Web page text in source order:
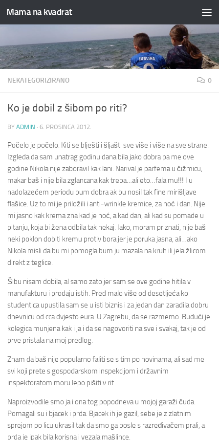
Skip to content
Mama na kvadrat
NEKATEGORIZIRANO 0
Ko je dobil z šibom po riti?
BY ADMIN · 6. PROSINCA 2012.
Počelo je počelo. Kiti se blješti i šljašti sve više i više na sve strane.
Izgleda da sam unatrag godinu dana bila jako dobra pa me ove
godine Nikola nije zaboravil kak lani. Narival je parfema u čižmicu,
makar baš i nije bila zglancana kak treba…ali eto…fala mu!!! I u
nadolazećem periodu bum dobra ak bu nosil tak fine mirišljave
flašice. Uz to mi je priložili i anti-wrinkle kremice, za noć i dan. Nije
mi jasno kak krema zna kad je noć, a kad dan, ali kad su pomade u
pitanju, koja bi žena odbila tak nekaj. Iako, moram priznati, nije baš
neki poklon dobiti kremu protiv bora jer je poruka jasna, ali…ako
Nikola misli da bu mi pomogla bum ju mazala na kruh ili jela žlicom
direkt z teglice.
Šibu nisam dobila, al samo zato jer sam se ove godine hitila v
manufakturu i prodaju istih. Pred malo više od desetljeća ko
studentica upustila sam se u isti biznis i za jedan dan zaradila dobru
dnevnicu od cca dvjesto eura. U Zagrebu, da se razmemo. Budući je
kolegica munjena kak i ja i da se nagovoriti na sve i svakaj, tak je od
prve pristala na moj predlog.
Znam da baš nije popularno faliti se s tim po novinama, ali sad me
svi koji prete s gospodarskom inspekcijom i državnim
inspektoratom moru lepo pišiti v rit.
Naproizvodile smo ja i ona tog popodneva u mojoj garaži čuda.
Pomagali su i bjacek i prda. Bjacek ih je gazil, sebe je z zlatnim
sprejom po licu ukrasil tak da smo ga posle s razređivačem prali, a
prda je ipak bila korisna i vezala mašlince.